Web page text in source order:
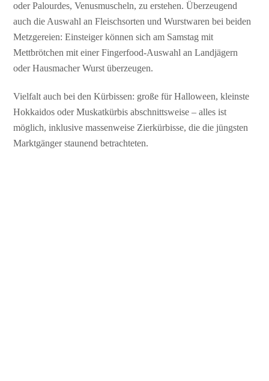
oder Palourdes, Venusmuscheln, zu erstehen. Überzeugend
auch die Auswahl an Fleischsorten und Wurstwaren bei beiden
Metzgereien: Einsteiger können sich am Samstag mit
Mettbrötchen mit einer Fingerfood-Auswahl an Landjägern
oder Hausmacher Wurst überzeugen.
Vielfalt auch bei den Kürbissen: große für Halloween, kleinste
Hokkaidos oder Muskatkürbis abschnittsweise – alles ist
möglich, inklusive massenweise Zierkürbisse, die die jüngsten
Marktgänger staunend betrachteten.